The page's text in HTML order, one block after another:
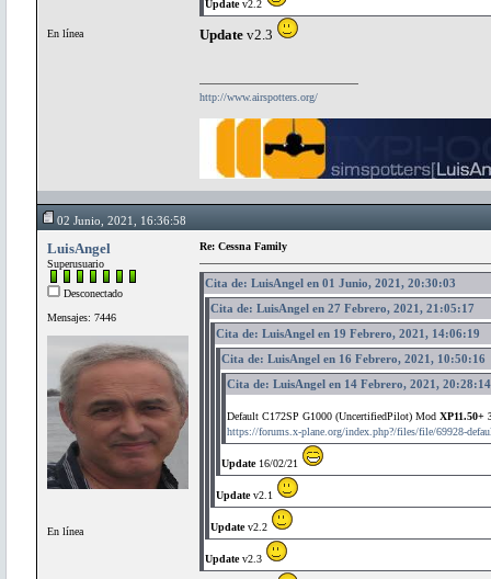
En línea
Updatev2.2
Update v2.3
http://www.airspotters.org/
02 Junio, 2021, 16:36:58
LuisAngel
Superusuario
Desconectado
Mensajes: 7446
En línea
Re: Cessna Family
Cita de: LuisAngel en 01 Junio, 2021, 20:30:03
Cita de: LuisAngel en 27 Febrero, 2021, 21:05:17
Cita de: LuisAngel en 19 Febrero, 2021, 14:06:19
Cita de: LuisAngel en 16 Febrero, 2021, 10:50:16
Cita de: LuisAngel en 14 Febrero, 2021, 20:28:14
Default C172SP G1000 (UncertifiedPilot) Mod XP11.50+
https://forums.x-plane.org/index.php?/files/file/69928-
Update16/02/21
Updatev2.1
Updatev2.2
Updatev2.3